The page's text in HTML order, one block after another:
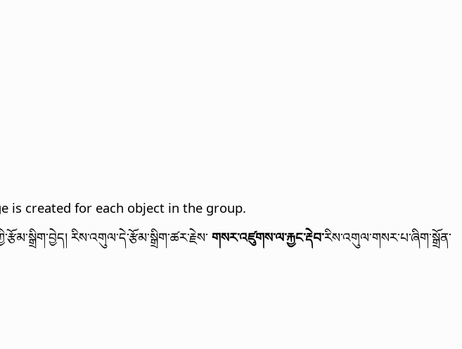
is created for each object in the group.
རིས་འགུལ་དེ་རྩོམ་སྒྲིག་ཚར་རྗེས་ གསར་འཛུགས་ལ་རྐྱང་རྡེབ་རིས་འགུལ་གསར་པ་ཞིག་སྒྲོན་